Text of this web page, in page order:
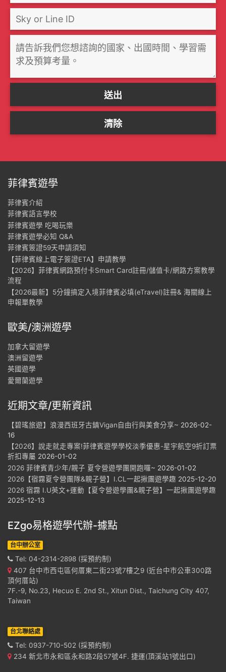
菲律賓遊學
菲律賓介紹
菲律賓語言學校
菲律賓遊學 吃喝玩樂
菲律賓遊學必知 Q&A
菲律賓簽證59天申請須知
【菲律賓線上電子簽證ETA】申請教學
【2026】菲律賓網路預付卡Smart Card註冊/儲值卡/網路方案教學
流程
【2026最新】5分鐘搞定入境菲律賓必填(eTravel)註冊& 海關線上
申報單教學
歐美/澳洲遊學
加拿大留遊學
澳洲留遊學
英國遊學
愛爾蘭遊學
近期文章/更新資訊
【碧瑤旅遊】浪漫西班牙古鎮Vigan自由行與美食分享~ 2026-02-
16
【2026】說走就走專案!菲律賓遊學學校淡季優惠-星宇航空9折訂票
折扣專屬 2026-01-02
2026 菲律賓青少年/親子 夏令營遊學團開跑囉~ 2026-01-02
2026【宿霧夏令營團隊&親子營】I.CL一起揪團遊學趣 2025-12-20
2026 宿霧 I.U英文+運動【夏令營遊學團&親子營】一起揪團遊學趣
2025-12-13
EZgo易格遊學代辦-據點
台中辦公室
Tel: 04-2314-2898 (採預約制)
407 台中市西屯區何厝東二街23號7樓之9 (近台中市公車300路
頂何厝站)
7F.-9, No.23, Hecuo E. 2nd St., Xitun Dist., Taichung City 407,
Taiwan
台北聯絡處
Tel: 0937-710-502 (採預約制)
234 新北市永和區永和路2段57號4F. 捷運(頂溪站1號出口)